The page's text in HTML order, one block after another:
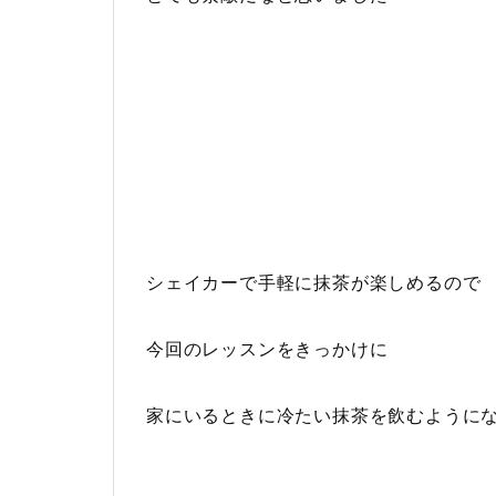
シェイカーで手軽に抹茶が楽しめるので
今回のレッスンをきっかけに
家にいるときに冷たい抹茶を飲むように